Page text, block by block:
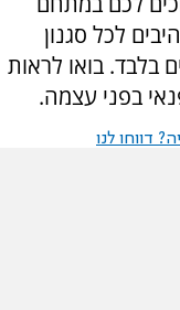
לכל סגנון
בלבד. בואו לראות
בפני עצמה.
דווחו לנו